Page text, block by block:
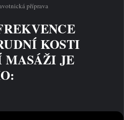
příprava
KOSTI
MASÁŽI JE